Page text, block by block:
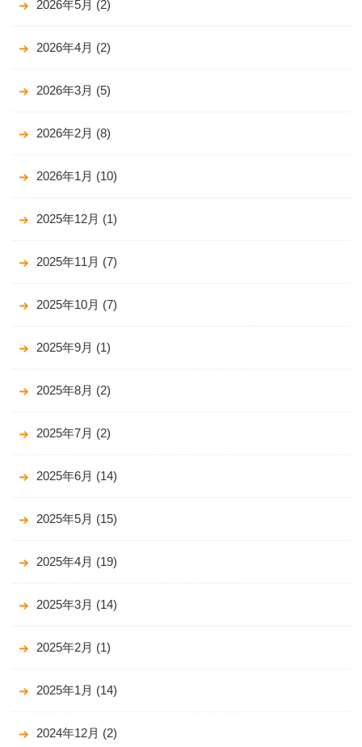
2026年5月 (2)
2026年4月 (2)
2026年3月 (5)
2026年2月 (8)
2026年1月 (10)
2025年12月 (1)
2025年11月 (7)
2025年10月 (7)
2025年9月 (1)
2025年8月 (2)
2025年7月 (2)
2025年6月 (14)
2025年5月 (15)
2025年4月 (19)
2025年3月 (14)
2025年2月 (1)
2025年1月 (14)
2024年12月 (2)